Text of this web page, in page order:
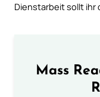
Dienstarbeit sollt ihr
Mass